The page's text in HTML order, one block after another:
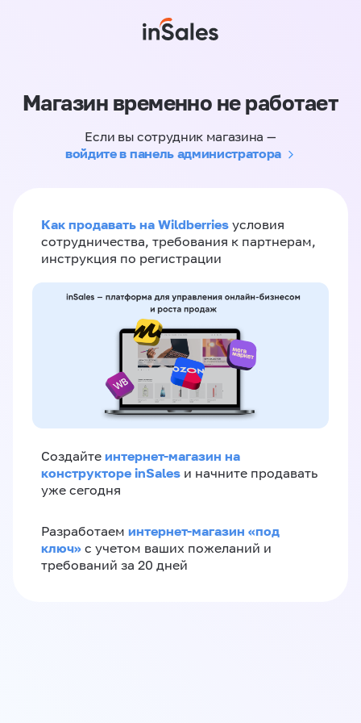
Магазин временно не работает
Если вы сотрудник магазина —
войдите в панель администратора
Как продавать на Wildberries условия
сотрудничества, требования к партнерам,
инструкция по регистрации
Создайте интернет-магазин на
конструкторе inSales и начните продавать
уже сегодня
Разработаем интернет-магазин «‎под
ключ»‎ с учетом ваших пожеланий и
требований за 20 дней